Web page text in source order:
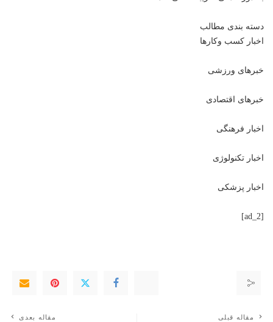
دسته بندی مطالب
اخبار کسب وکارها
خبرهای ورزشی
خبرهای اقتصادی
اخبار فرهنگی
اخبار تکنولوژی
اخبار پزشکی
[ad_2]
مقاله قبلی مقاله بعدی